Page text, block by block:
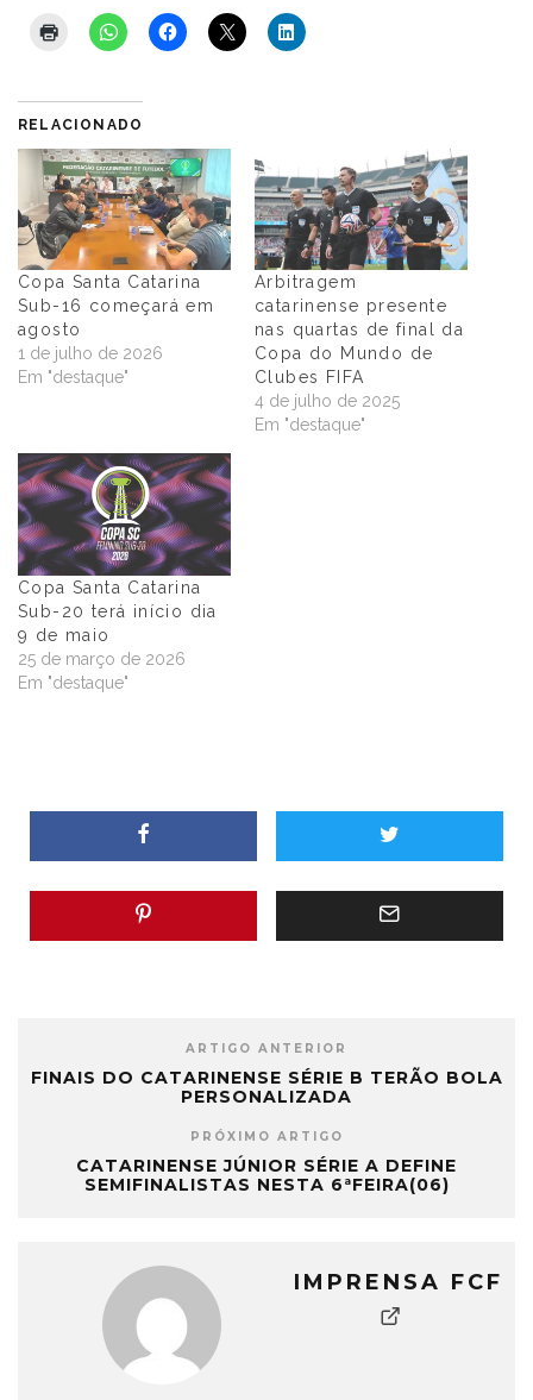
RELACIONADO
Copa Santa Catarina
Sub-16 começará em
agosto
1 de julho de 2026
Em "destaque"
Arbitragem
catarinense presente
nas quartas de final da
Copa do Mundo de
Clubes FIFA
4 de julho de 2025
Em "destaque"
Copa Santa Catarina
Sub-20 terá início dia
9 de maio
25 de março de 2026
Em "destaque"
ARTIGO ANTERIOR
FINAIS DO CATARINENSE SÉRIE B TERÃO BOLA
PERSONALIZADA
PRÓXIMO ARTIGO
CATARINENSE JÚNIOR SÉRIE A DEFINE
SEMIFINALISTAS NESTA 6ªFEIRA(06)
IMPRENSA FCF